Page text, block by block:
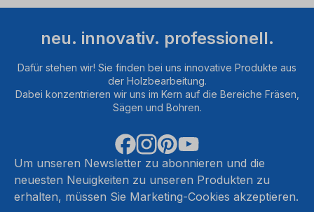
neu. innovativ. professionell.
Dafür stehen wir! Sie finden bei uns innovative Produkte aus
der Holzbearbeitung.
Dabei konzentrieren wir uns im Kern auf die Bereiche Fräsen,
Sägen und Bohren.
Um unseren Newsletter zu abonnieren und die
neuesten Neuigkeiten zu unseren Produkten zu
erhalten, müssen Sie Marketing-Cookies akzeptieren.